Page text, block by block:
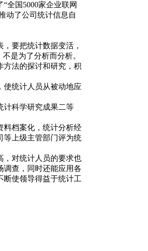
全国5000家企业联网
动了公司统计信息自
要把统计数据变活，
是为了分析而分析。
方法的探讨和研究，积
使统计人员从被动地应
计科学研究成果二等
料档案化，统计分析经
等上级主管部门评为统
，对统计人员的要求也
调查，同时还能应用各
断使领导得益于统计工